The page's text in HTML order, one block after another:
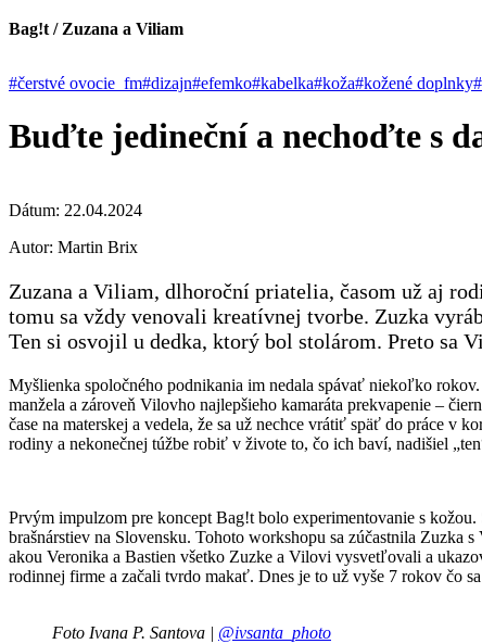
Bag!t / Zuzana a Viliam
#čerstvé ovocie_fm#dizajn#efemko#kabelka#koža#kožené doplnky
Buďte jedineční a nechoďte s
Dátum: 22.04.2024
Autor: Martin Brix
Zuzana a Viliam, dlhoroční priatelia, časom už aj
tomu sa vždy venovali kreatívnej tvorbe. Zuzka
Ten si osvojil u dedka, ktorý bol stolárom. Preto sa
Myšlienka spoločného podnikania im nedala spávať niekoľko
manžela a zároveň Vilovho najlepšieho kamaráta prekvapenie –
čase na materskej a vedela, že sa už nechce vrátiť späť do práce v
rodiny a nekonečnej túžbe robiť v živote to, čo ich baví, nadišiel
Prvým impulzom pre koncept Bag!t bolo experimentovanie s
brašnárstiev na Slovensku. Tohoto workshopu sa zúčastnila
akou Veronika a Bastien všetko Zuzke a Vilovi vysvetľovali a
rodinnej firme a začali tvrdo makať. Dnes je to už vyše 7 rokov čo
Foto Ivana P. Santova | @ivsanta_photo